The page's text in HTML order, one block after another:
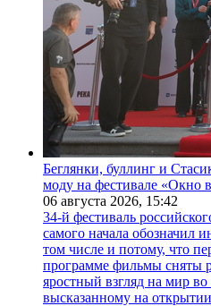
Беглянки, буллинг и
моду на фестивале «Окно
06 августа 2026, 15:42
34-й фестиваль
самого начала обозначил
том числе и потому, что
программе фильмы сняты
яростный взгляд на мир
высказанному на